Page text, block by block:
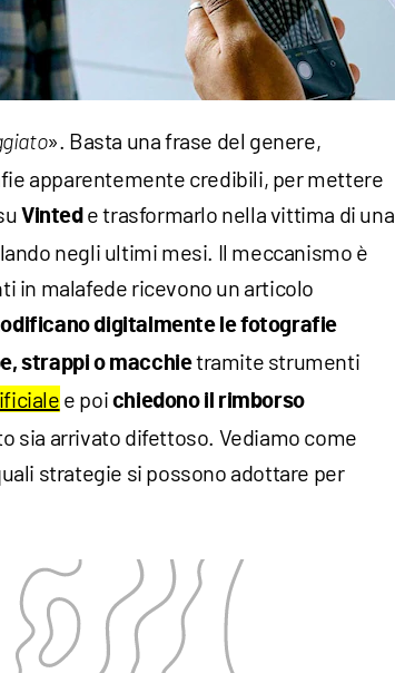
». Basta una frase del genere,
apparentemente credibili, per mettere
Vintede trasformarlo nella vittima di una
negli ultimi mesi. Il meccanismo è
in malafede ricevono un articolo
digitalmente le fotografie
strappi o macchietramite strumenti
e poi chiedono il rimborso
sia arrivato difettoso. Vediamo come
strategie si possono adottare per